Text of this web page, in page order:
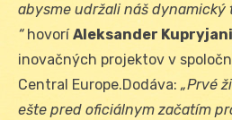
abysme udržali náš dynamický
“ hovoríAleksander
inovačných projektov v
Central Europe.Dodáva: „Prvé
ešte pred oficiálnym začatím